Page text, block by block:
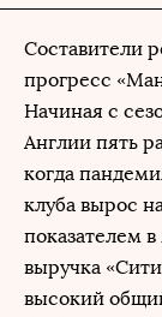
Составители
прогресс
Начиная с
Англии пять
когда
клуба вырос
показателем
выручка
высокий